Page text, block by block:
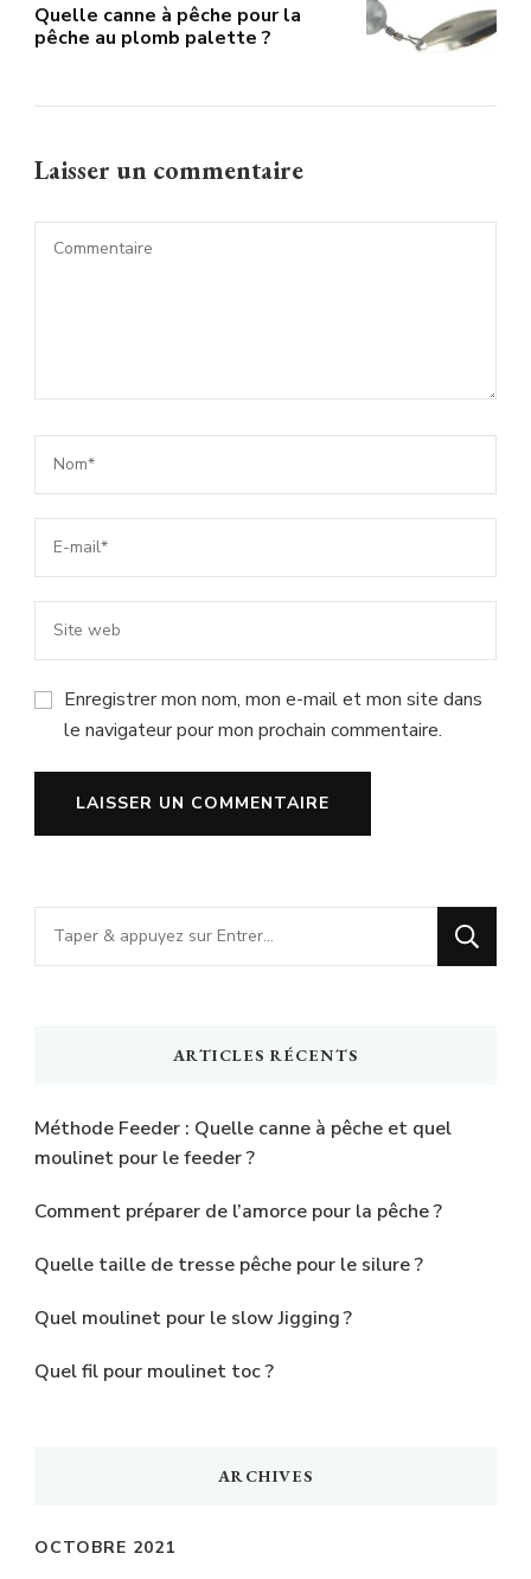
Quelle canne à pêche pour la
pêche au plomb palette ?
Laisser un commentaire
Enregistrer mon nom, mon e-mail et mon site dans
le navigateur pour mon prochain commentaire.
Vous
recherchiez
ARTICLES RÉCENTS
Méthode Feeder : Quelle canne à pêche et quel
moulinet pour le feeder ?
Comment préparer de l’amorce pour la pêche ?
Quelle taille de tresse pêche pour le silure ?
Quel moulinet pour le slow Jigging ?
Quel fil pour moulinet toc ?
ARCHIVES
OCTOBRE 2021